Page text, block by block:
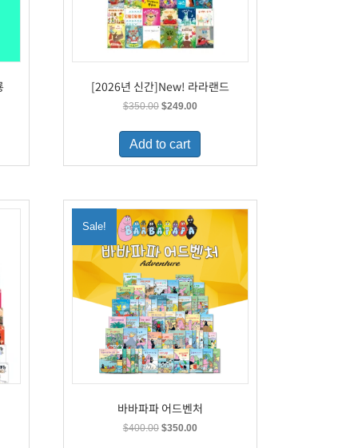
[2026년 신간]New! 라라랜드
$350.00 Original
was:
$350.00.
$249.00Current
is:
Add to cart
Sale!
바바파파 어드벤처
$400.00 Original
$350.00Current